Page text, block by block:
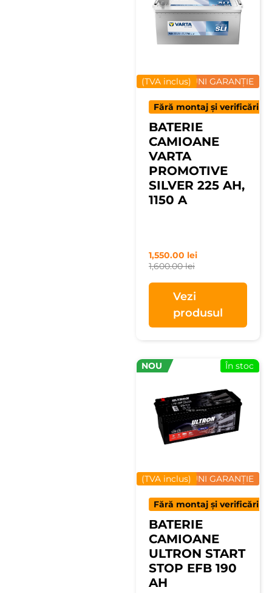
12 LUNI GARANȚIE
(TVA inclus)
Fără montaj și verificări
BATERIE
CAMIOANE
VARTA
PROMOTIVE
SILVER 225 AH,
1150 A
1,600.00lei
1,550.00 lei
Vezi
produsul
NOU
12 LUNI GARANȚIE
(TVA inclus)
În stoc
Fără montaj și verificări
BATERIE
CAMIOANE
ULTRON START
STOP EFB 190
AH